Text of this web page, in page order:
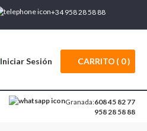
+34 958 28 58 88
CARRITO 0
Iniciar Sesión
Granada:608 45 82 77
958 28 58 88